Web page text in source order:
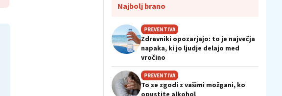
Najbolj brano
PREVENTIVA
Zdravniki opozarjajo: to je največja
napaka, ki jo ljudje delajo med
vročino
PREVENTIVA
To se zgodi z vašimi možgani, ko
opustite alkohol